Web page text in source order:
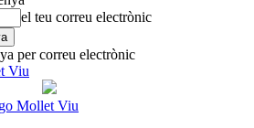
el teu correu electrònic
per correu electrònic
Viu